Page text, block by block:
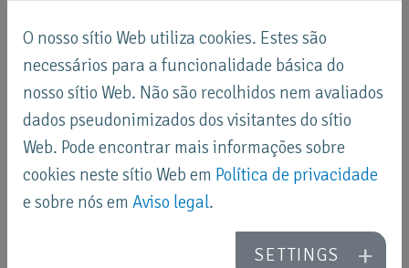
Banco Procredit
CO
O nosso sítio Web utiliza cookies. Estes são
necessários para a funcionalidade básica do
nosso sítio Web. Não são recolhidos nem avaliados
dados pseudonimizados dos visitantes do sítio
Web. Pode encontrar mais informações sobre
cookies neste sítio Web em Política de privacidade
e sobre nós emAviso legal.
SETTINGS